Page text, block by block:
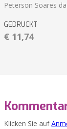
Peterson Soares
GEDRUCKT
€ 11,74
Klicken Sie auf